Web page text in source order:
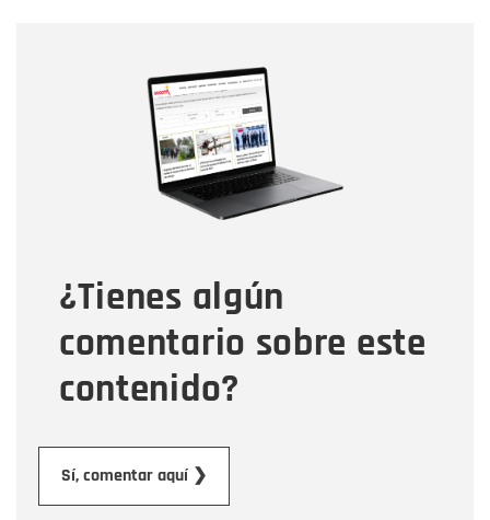
¿Tienes algún
comentario sobre este
contenido?
Sí, comentar aquí ❯
Correo electrónico
Tipo de comentario
Mensaje